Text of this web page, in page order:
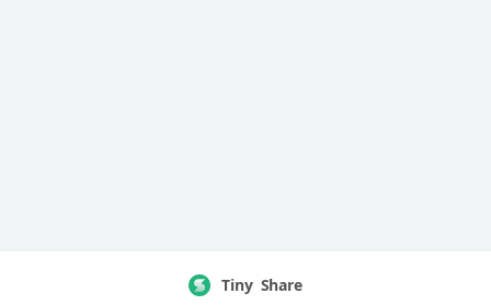
Tiny Share